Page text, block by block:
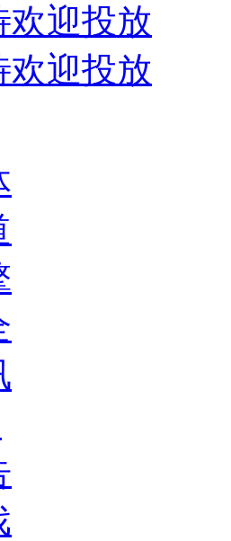
欢迎投放
欢迎投放